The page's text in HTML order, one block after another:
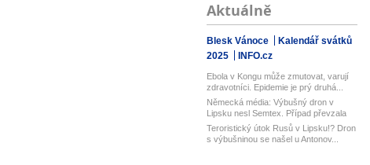
Aktuálně
Blesk Vánoce
Kalendář svátků
2025
INFO.cz
Ebola v Kongu může zmutovat, varují
zdravotníci. Epidemie je prý druhá...
Německá média: Výbušný dron v
Lipsku nesl Semtex. Případ převzala
spol...
Teroristický útok Rusů v Lipsku!? Dron
s výbušninou se našel u Antonov...